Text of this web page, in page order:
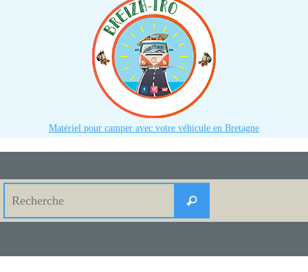
Matériel pour camper avec votre véhicule en Bretagne
Recherche